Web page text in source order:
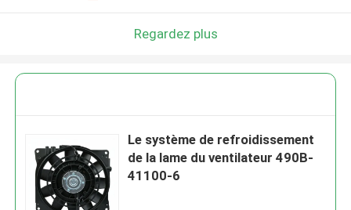
Regardez plus
Le système de refroidissement
de la lame du ventilateur 490B-
41100-6